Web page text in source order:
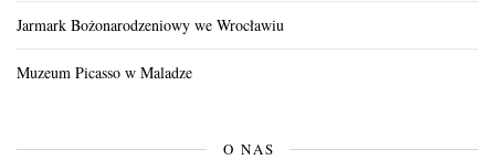
Jarmark Bożonarodzeniowy we Wrocławiu
Muzeum Picasso w Maladze
O NAS